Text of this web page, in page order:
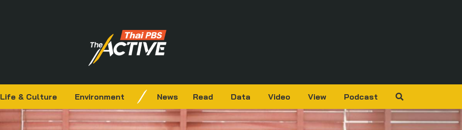
Life & Culture Environment News Read Data Video View Podcast